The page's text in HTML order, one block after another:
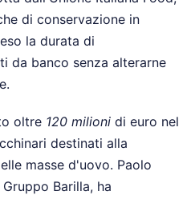
di conservazione in
la durata di
da banco senza alterarne
oltre 120 milioni di euro nel
destinati alla
masse d'uovo. Paolo
Barilla, ha